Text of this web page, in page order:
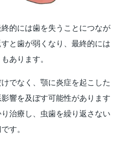
的には歯を失うことにつなが
と歯が弱くなり、最終的には
あります。
でなく、顎に炎症を起こした
響を及ぼす可能性があります
治療し、虫歯を繰り返さない
す。